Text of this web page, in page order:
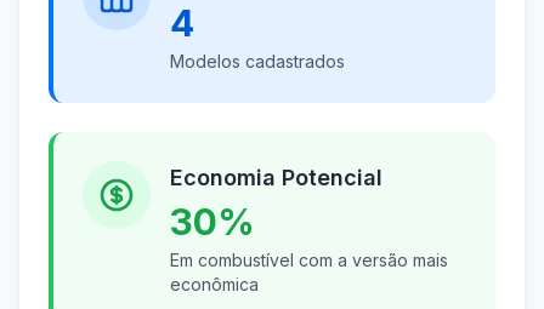
4
Modelos cadastrados
Economia Potencial
30%
Em combustível com a versão mais
econômica